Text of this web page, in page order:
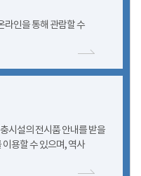
라인을 통해 관람할 수
시설의 전시품 안내를 받을
용할 수 있으며, 역사